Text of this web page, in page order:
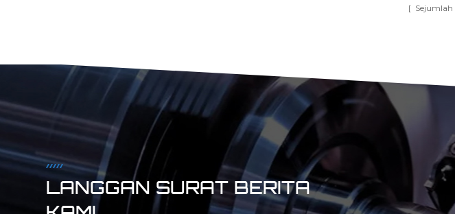
tepat untuk mesin pembuatan dan produk
akhir. Kami menggunakan pelbagai mesin,
pilihan reka bentuk komputer dan bahan untuk
menyediakan perkhidmatan pengilangan
berkualiti tinggi. Dengan menggabungkan
semua faktor dengan cara yang unik, kami
menyampaikan bahagian yang tepat yang
memenuhi keperluan anda dalam proses yang
boleh diulang dan dikawal kualiti.
[ Sejumlah
LANGGAN SURAT BERITA